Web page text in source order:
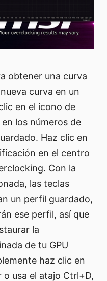
obtener una curva
curva en un
en el icono de
los números de
Haz clic en
en el centro
Con la
las teclas
un perfil guardado,
ese perfil, así que
la
de tu GPU
haz clic en
usa el atajo Ctrl+D,